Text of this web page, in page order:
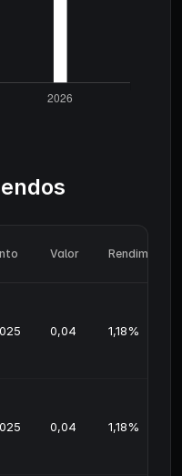
Valor Rendimento
0,04 1,18%
0,04 1,18%